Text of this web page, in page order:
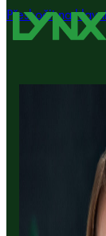
Přeskočit na